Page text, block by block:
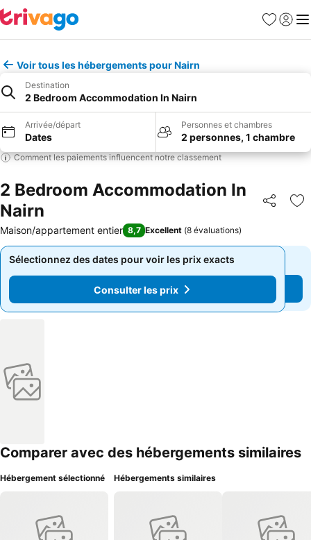
Favoris
Se
Voir tous les hébergements pour Nairn
Destination
2 Bedroom Accommodation In Nairn
Arrivée/départ
Dates
Personnes et chambres
2 personnes, 1 chambre
Comment les paiements influencent notre classement
2 Bedroom Accommodation In
Nairn
Partager
Maison/appartement entier 8,7 Excellent (8 évaluations)
Sélectionnez des dates pour voir les prix exacts
Consulter les prix
Sélectionnez des dates pour voir les prix exacts
Consulter les prix
Comparer avec des hébergements similaires
Hébergement sélectionné Hébergements similaires